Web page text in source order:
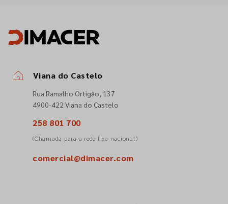
Viana do Castelo
Rua Ramalho Ortigão, 137
4900-422 Viana do Castelo
258 801 700
(Chamada para a rede fixa nacional)
comercial@dimacer.com